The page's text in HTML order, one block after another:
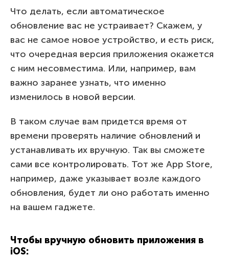
Что делать, если автоматическое
обновление вас не устраивает? Скажем, у
вас не самое новое устройство, и есть риск,
что очередная версия приложения окажется
с ним несовместима. Или, например, вам
важно заранее узнать, что именно
изменилось в новой версии.
В таком случае вам придется время от
времени проверять наличие обновлений и
устанавливать их вручную. Так вы сможете
сами все контролировать. Тот же App Store,
например, даже указывает возле каждого
обновления, будет ли оно работать именно
на вашем гаджете.
Чтобы вручную обновить приложения в
iOS: